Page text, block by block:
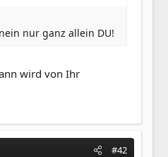
nur ganz allein DU!
wird von Ihr
#42